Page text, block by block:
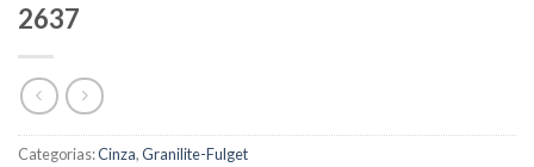
2637
Categorias:Cinza,Granilite-Fulget